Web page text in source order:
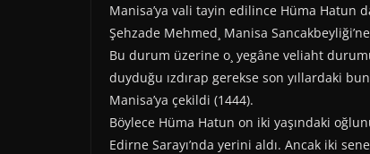
Manisa’ya vali tayin edilince Hüma Hatun
Şehzade Mehmed¸ Manisa
Bu durum üzerine o¸ yegâne veliaht
duyduğu ızdırap gerekse son yıllardaki
Manisa’ya çekildi (1444).
Böylece Hüma Hatun on iki yaşındaki
Edirne Sarayı’nda yerini aldı. Ancak iki